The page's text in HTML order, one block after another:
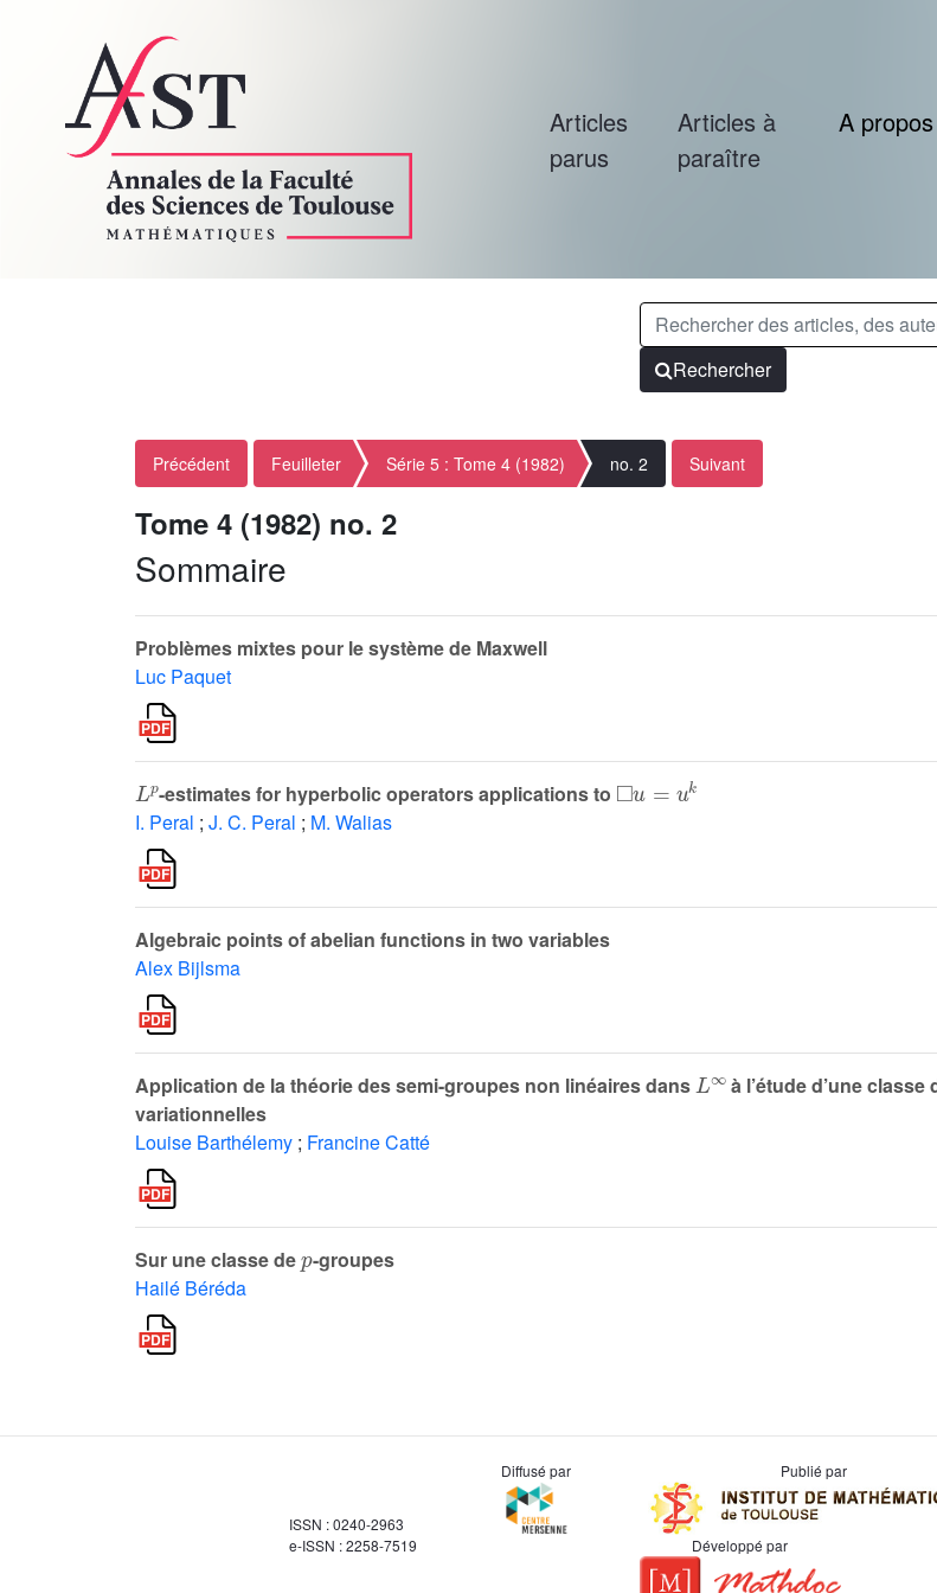
Articles
parus
Articles à
paraître
A propos
Rechercher
Précédent Feuilleter Série 5 : Tome 4 (1982) no. 2 Suivant
Tome 4 (1982) no. 2
Sommaire
Problèmes mixtes pour le système de Maxwell
Luc Paquet
-estimates for hyperbolic operators applications to
I. Peral ; J. C. Peral ; M. Walias
Algebraic points of abelian functions in two variables
Alex Bijlsma
Application de la théorie des semi-groupes non linéaires dans
à l’étude d’une
variationnelles
Louise Barthélemy ; Francine Catté
Sur une classe de -groupes
Hailé Béréda
ISSN : 0240-2963
e-ISSN : 2258-7519
Diffusé par Publié par
Développé par